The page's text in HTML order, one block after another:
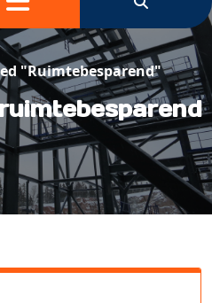
"ruimtebesparend"